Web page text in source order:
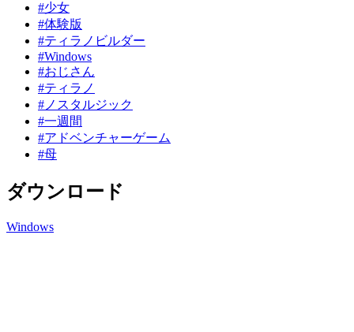
#少女
#体験版
#ティラノビルダー
#Windows
#おじさん
#ティラノ
#ノスタルジック
#一週間
#アドベンチャーゲーム
#母
ダウンロード
Windows